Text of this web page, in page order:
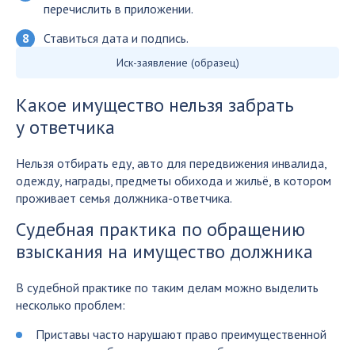
перечислить в приложении.
Ставиться дата и подпись.
Иск-заявление (образец)
Какое имущество нельзя забрать
у ответчика
Нельзя отбирать еду, авто для передвижения инвалида,
одежду, награды, предметы обихода и жильё, в котором
проживает семья должника-ответчика.
Судебная практика по обращению
взыскания на имущество должника
В судебной практике по таким делам можно выделить
несколько проблем:
Приставы часто нарушают право преимущественной